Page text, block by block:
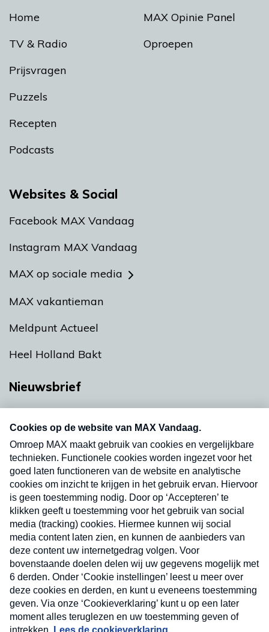
Home
TV & Radio
Prijsvragen
Puzzels
Recepten
Podcasts
MAX Opinie Panel
Oproepen
Websites & Social
Facebook MAX Vandaag
Instagram MAX Vandaag
MAX op sociale media
MAX vakantieman
Meldpunt Actueel
Heel Holland Bakt
Nieuwsbrief
Neem hier een gratis abonnement op onze
nieuwsbrief. Elke vrijdag- en dinsdagochtend in
uw mailbox.
Verzend
Nieuwsbrief
Neem hier een gratis abonnement op onze
nieuwsbrief. Elke vrijdag- en dinsdagochtend in uw